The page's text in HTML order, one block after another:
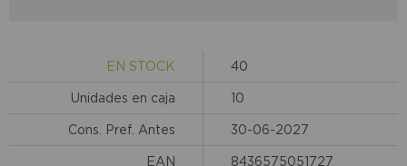
EN STOCK 40
Unidades en caja 10
Cons. Pref. Antes 30-06-2027
EAN 8436575051727